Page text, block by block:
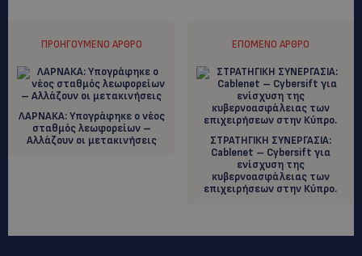
ΠΡΟΗΓΟΎΜΕΝΟ ΆΡΘΡΟ
ΛΑΡΝΑΚΑ: Υπογράφηκε ο νέος
σταθμός λεωφορείων –
Αλλάζουν οι μετακινήσεις
ΕΠΌΜΕΝΟ ΆΡΘΡΟ
ΣΤΡΑΤΗΓΙΚΗ ΣΥΝΕΡΓΑΣΙΑ:
Cablenet – Cybersift για
ενίσχυση της
κυβερνοασφάλειας των
επιχειρήσεων στην Κύπρο.